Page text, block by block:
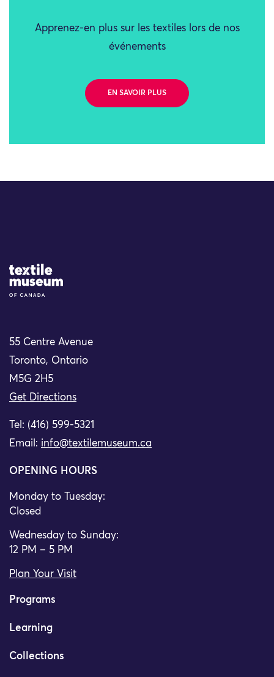
Apprenez-en plus sur les textiles lors de nos
événements
EN SAVOIR PLUS
Site Logo
55 Centre Avenue
Toronto, Ontario
M5G 2H5
Get Directions
Tel: (416) 599-5321
Email: info@textilemuseum.ca
OPENING HOURS
Monday to Tuesday:
Closed
Wednesday to Sunday:
12 PM – 5 PM
Plan Your Visit
Programs
Learning
Collections